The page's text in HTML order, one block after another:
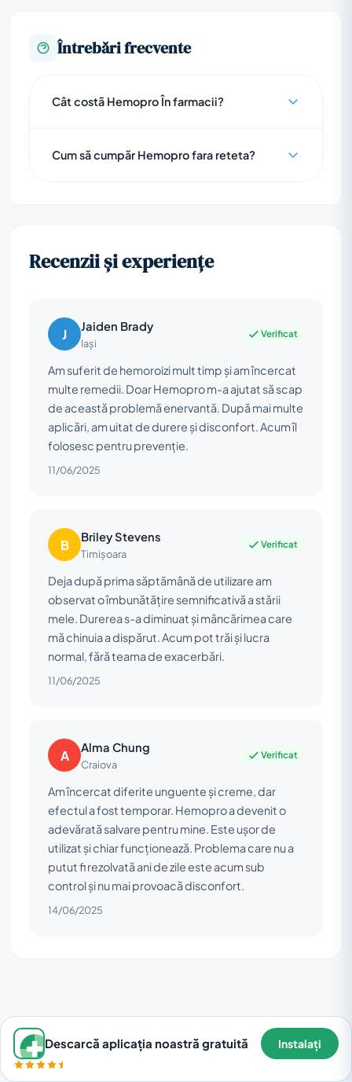
Întrebări frecvente
Cât costã Hemopro În farmacii?
Cum să cumpăr Hemopro fara reteta?
Recenzii și experiențe
J Jaiden Brady
Iași
Verificat
Am suferit de hemoroizi mult timp și am încercat
multe remedii. Doar Hemopro m-a ajutat să scap
de această problemă enervantă. După mai multe
aplicări, am uitat de durere și disconfort. Acum îl
folosesc pentru prevenție.
11/06/2025
B Briley Stevens
Timișoara
Verificat
Deja după prima săptămână de utilizare am
observat o îmbunătățire semnificativă a stării
mele. Durerea s-a diminuat și mâncărimea care
mă chinuia a dispărut. Acum pot trăi și lucra
normal, fără teama de exacerbări.
11/06/2025
A Alma Chung
Craiova
Verificat
Am încercat diferite unguente și creme, dar
efectul a fost temporar. Hemopro a devenit o
adevărată salvare pentru mine. Este ușor de
utilizat și chiar funcționează. Problema care nu a
putut fi rezolvată ani de zile este acum sub
control și nu mai provoacă disconfort.
14/06/2025
Descarcă aplicația noastră gratuită Instalați